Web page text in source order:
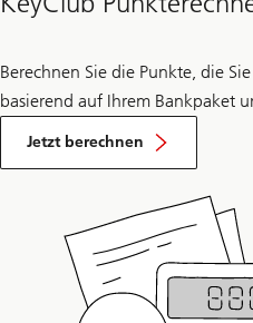
Berechnen Sie die Punkte, die
basierend auf Ihrem Bankpaket
Jetzt berechnen